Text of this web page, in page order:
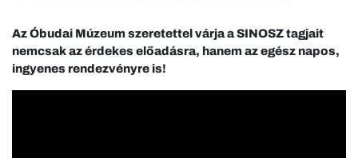
Az Óbudai Múzeum szeretettel várja a SINOSZ tagjait
nemcsak az érdekes előadásra, hanem az egész napos,
ingyenes rendezvényre is!